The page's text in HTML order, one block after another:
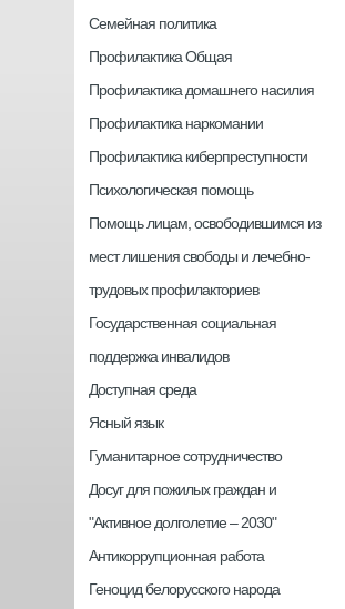
Семейная политика
Профилактика Общая
Профилактика домашнего насилия
Профилактика наркомании
Профилактика киберпреступности
Психологическая помощь
Помощь лицам, освободившимся из
мест лишения свободы и лечебно-
трудовых профилакториев
Государственная социальная
поддержка инвалидов
Доступная среда
Ясный язык
Гуманитарное сотрудничество
Досуг для пожилых граждан и
"Активное долголетие – 2030"
Антикоррупционная работа
Геноцид белорусского народа